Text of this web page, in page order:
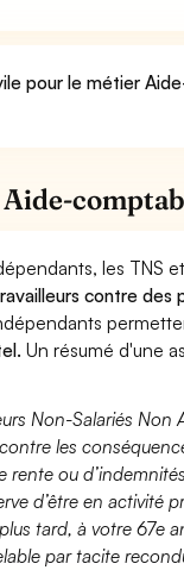
pour le métier
les TNS
contre des
Un résumé d'une
Non-Salariés
les
ou
d’être en activité
tard, à votre 67e
par tacite